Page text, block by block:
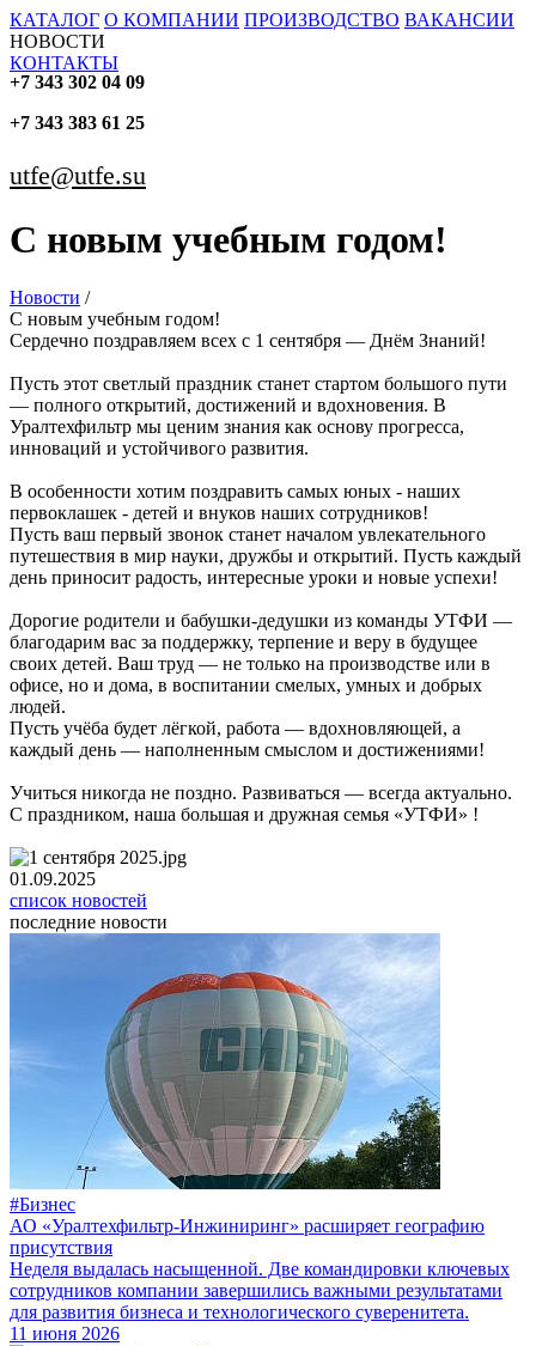
КАТАЛОГ О КОМПАНИИ ПРОИЗВОДСТВО ВАКАНСИИ
НОВОСТИ
КОНТАКТЫ
+7 343 302 04 09
+7 343 383 61 25
utfe@utfe.su
С новым учебным годом!
Новости /
С новым учебным годом!
Сердечно поздравляем всех с 1 сентября — Днём Знаний!
Пусть этот светлый праздник станет стартом большого пути
— полного открытий, достижений и вдохновения. В
Уралтехфильтр мы ценим знания как основу прогресса,
инноваций и устойчивого развития.
В особенности хотим поздравить самых юных - наших
первоклашек - детей и внуков наших сотрудников!
Пусть ваш первый звонок станет началом увлекательного
путешествия в мир науки, дружбы и открытий. Пусть каждый
день приносит радость, интересные уроки и новые успехи!
Дорогие родители и бабушки-дедушки из команды УТФИ —
благодарим вас за поддержку, терпение и веру в будущее
своих детей. Ваш труд — не только на производстве или в
офисе, но и дома, в воспитании смелых, умных и добрых
людей.
Пусть учёба будет лёгкой, работа — вдохновляющей, а
каждый день — наполненным смыслом и достижениями!
Учиться никогда не поздно. Развиваться — всегда актуально.
С праздником, наша большая и дружная семья «УТФИ» !
01.09.2025
список новостей
последние новости
#Бизнес
АО «Уралтехфильтр-Инжиниринг» расширяет географию
присутствия
Неделя выдалась насыщенной. Две командировки ключевых
сотрудников компании завершились важными результатами
для развития бизнеса и технологического суверенитета.
11 июня 2026